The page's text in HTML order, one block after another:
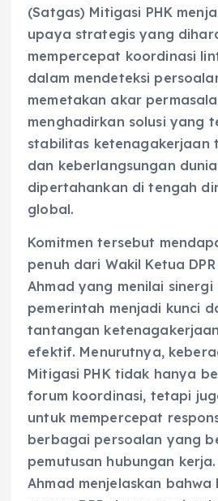
(Satgas) Mitigasi PHK
upaya strategis yang
mempercepat koordinasi
dalam mendeteksi
memetakan akar
menghadirkan solusi yang
stabilitas ketenagakerjaan
dan keberlangsungan
dipertahankan di tengah
global.
Komitmen tersebut
penuh dari Wakil Ketua
Ahmad yang menilai sinergi
pemerintah menjadi kunci
tantangan
efektif. Menurutnya,
Mitigasi PHK tidak hanya
forum koordinasi, tetapi
untuk mempercepat
berbagai persoalan yang
pemutusan hubungan
Ahmad menjelaskan